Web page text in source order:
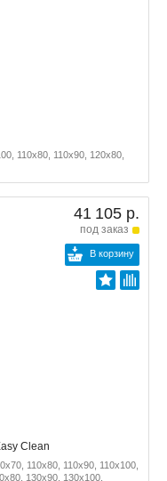
110x80, 110x90, 120x80,
41 105 р.
под заказ
В корзину
Clean
110x80, 110x90, 110x100,
130x90, 130x100,